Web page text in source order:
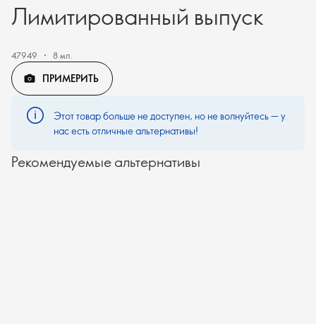
Лимитированный выпуск
47949 8 мл.
ПРИМЕРИТЬ
Этот товар больше не доступен, но не волнуйтесь — у
нас есть отличные альтернативы!
Рекомендуемые альтернативы